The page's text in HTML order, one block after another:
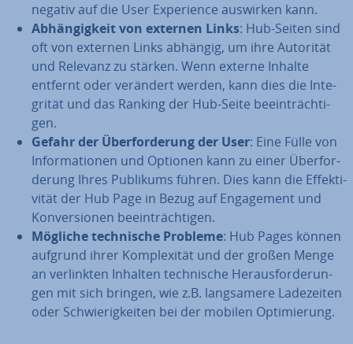
negativ auf die User Ex­pe­ri­ence auswirken kann.
Ab­hän­gig­keit von externen Links: Hub-Seiten sind
oft von externen Links abhängig, um ihre Autorität
und Relevanz zu stärken. Wenn externe Inhalte
entfernt oder verändert werden, kann dies die In­te­
gri­tät und das Ranking der Hub-Seite be­ein­träch­ti­
gen.
Gefahr der Über­for­de­rung der User: Eine Fülle von
In­for­ma­tio­nen und Optionen kann zu einer Über­for­
de­rung Ihres Publikums führen. Dies kann die Ef­fek­ti­
vi­tät der Hub Page in Bezug auf En­ga­ge­ment und
Kon­ver­sio­nen be­ein­träch­ti­gen.
Mögliche tech­ni­sche Probleme: Hub Pages können
aufgrund ihrer Kom­ple­xi­tät und der großen Menge
an ver­link­ten Inhalten tech­ni­sche Her­aus­for­de­run­
gen mit sich bringen, wie z.B. lang­sa­me­re La­de­zei­ten
oder Schwie­rig­kei­ten bei der mobilen Op­ti­mie­rung.